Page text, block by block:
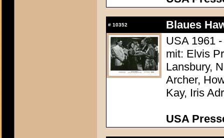
# 10352
Blaues
USA 1961
mit: Elvis
Lansbury,
Archer,
Kay, Iris
USA